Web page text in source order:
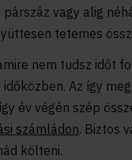
vagy alig
tetemes
nem tudsz időt
Az így
év végén szép
számládon. Biztos
költeni.